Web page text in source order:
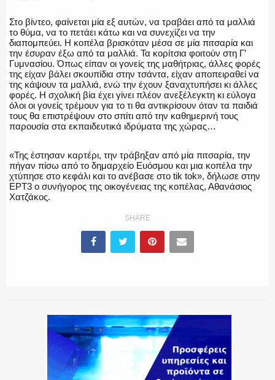
ΕΚΑΒ
ΑΣΤΥΝΟΜΙΚΟ ΡΕΠΟΡΤΑΖ
Στο βίντεο, φαίνεται μία εξ αυτών, να τραβάει από τα μαλλιά
το θύμα, να το πετάει κάτω και να συνεχίζει να την
διαπομπεύει. Η κοπέλα βρισκόταν μέσα σε μία πιτσαρία και
την έσυραν έξω από τα μαλλιά. Τα κορίτσια φοιτούν στη Γ’
Γυμνασίου. Όπως είπαν οι γονείς της μαθήτριας, άλλες φορές
της είχαν βάλει σκουπίδια στην τσάντα, είχαν αποπειραθεί να
της κάψουν τα μαλλιά, ενώ την έχουν ξαναχτυπήσει κι άλλες
φορές. Η σχολική βία έχει γίνει πλέον ανεξέλεγκτη κι εύλογα
όλοι οι γονείς τρέμουν για το τι θα αντικρίσουν όταν τα παιδιά
τους θα επιστρέψουν στο σπίτι από την καθημερινή τους
παρουσία στα εκπαιδευτικά ιδρύματα της χώρας…
«Της έστησαν καρτέρι, την τράβηξαν από μία πιτσαρία, την
πήγαν πίσω από το δημαρχείο Ευόσμου και μια κοπέλα την
χτύπησε στο κεφάλι και το ανέβασε στο tik tok», δήλωσε στην
ΕΡΤ3 ο συνήγορος της οικογένειας της κοπέλας, Αθανάσιος
Χατζάκος.
SHARE